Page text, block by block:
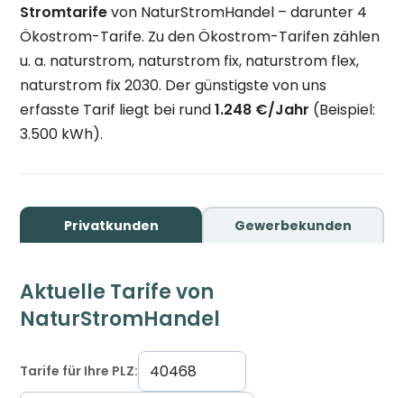
Stromtarifevon NaturStromHandel – darunter 4
Ökostrom-Tarife. Zu den Ökostrom-Tarifen zählen
u. a. naturstrom, naturstrom fix, naturstrom flex,
naturstrom fix 2030. Der günstigste von uns
erfasste Tarif liegt bei rund1.248 €/Jahr (Beispiel:
3.500 kWh).
Privatkunden Gewerbekunden
Aktuelle Tarife von
NaturStromHandel
Tarife für Ihre PLZ: